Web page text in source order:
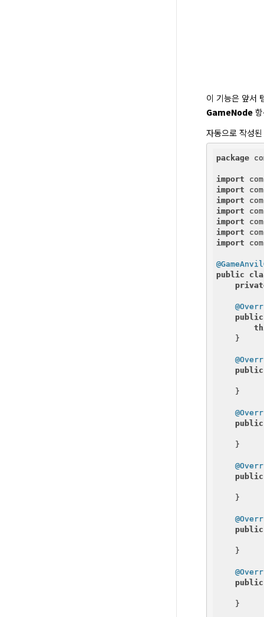
이 기능은 앞서
GameNode
자동으로 작성
package
import
import
import
import
import
import
import
public
public
    }
public
    }
public
    }
public
    }
public
    }
public
    }